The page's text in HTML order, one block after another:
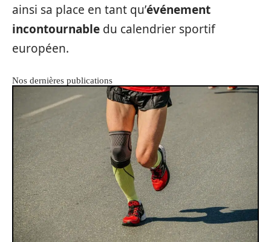
ainsi sa place en tant qu’événement
incontournable du calendrier sportif
européen.
Nos dernières publications